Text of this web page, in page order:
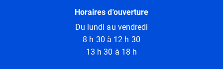
Horaires d'ouverture
Du lundi au vendredi
8 h 30 à 12 h 30
13 h 30 à 18 h